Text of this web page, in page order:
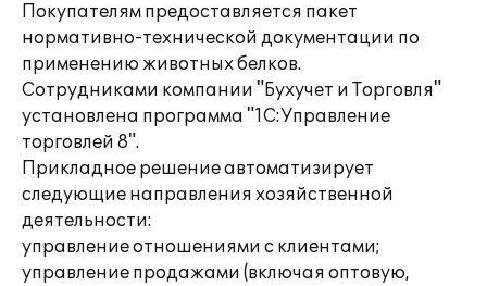
Покупателям предоставляется пакет
нормативно-технической документации по
применению животных белков.
Сотрудниками компании "Бухучет и Торговля"
установлена программа "1С:Управление
торговлей 8".
Прикладное решение автоматизирует
следующие направления хозяйственной
деятельности:
управление отношениями с клиентами;
управление продажами (включая оптовую,